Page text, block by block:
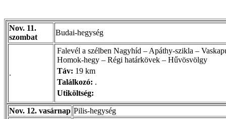
Nov. 11.
szombat
Budai-hegység
.
Falevél a szélben Nagyhíd – Apáthy-szikla –
Homok-hegy – Régi határkövek – Hűvösvölgy
Táv: 19 km
Találkozó: .
Utiköltség:
Nov. 12. vasárnap Pilis-hegység